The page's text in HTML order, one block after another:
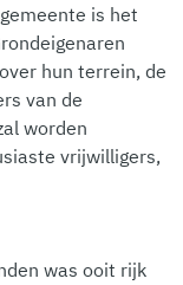
is het
hun terrein, de
van de
worden
vrijwilligers,
was ooit rijk